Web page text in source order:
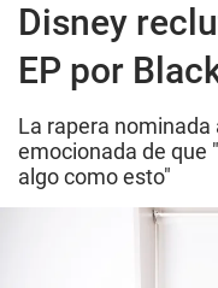
Disney
EP por
La rapera
emocionada de que
algo como esto"